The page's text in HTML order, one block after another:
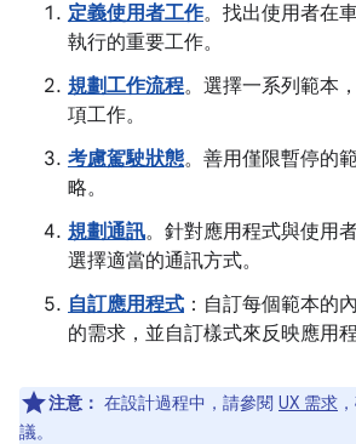
定義使用者工作。找出使用者在
執行的重要工作。
規劃工作流程。選擇一系列範本
項工作。
考慮駕駛狀態。善用僅限暫停的
略。
規劃通訊。針對應用程式與使用
選擇適當的通訊方式。
自訂應用程式 ：自訂每個範本的
的需求，並自訂樣式來反映應用程
注意： 在設計過程中，請參閱 UX 需求
議。